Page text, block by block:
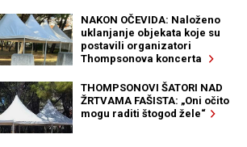
NAKON OČEVIDA: Naloženo
uklanjanje objekata koje su
postavili organizatori
Thompsonova koncerta
THOMPSONOVI ŠATORI NAD
ŽRTVAMA FAŠISTA: „Oni očito
mogu raditi štogod žele“